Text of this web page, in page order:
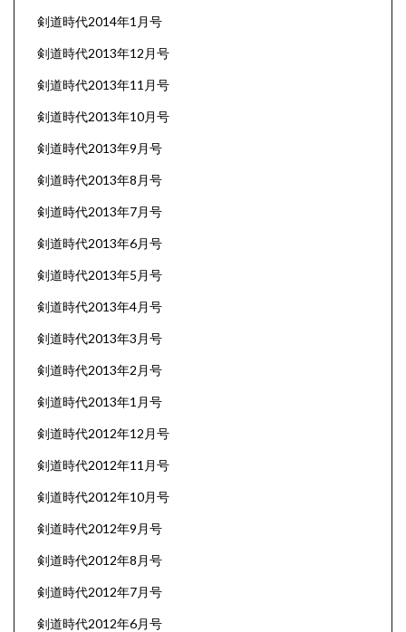
剣道時代2014年1月号
剣道時代2013年12月号
剣道時代2013年11月号
剣道時代2013年10月号
剣道時代2013年9月号
剣道時代2013年8月号
剣道時代2013年7月号
剣道時代2013年6月号
剣道時代2013年5月号
剣道時代2013年4月号
剣道時代2013年3月号
剣道時代2013年2月号
剣道時代2013年1月号
剣道時代2012年12月号
剣道時代2012年11月号
剣道時代2012年10月号
剣道時代2012年9月号
剣道時代2012年8月号
剣道時代2012年7月号
剣道時代2012年6月号